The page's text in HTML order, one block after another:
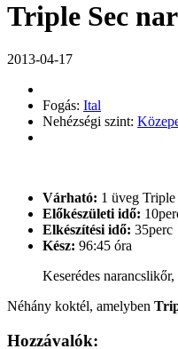
Triple Sec
2013-04-17
Fogás: Ital
Nehézségi szint:
Várható: 1 üveg
Előkészületi idő:
Elkészítési idő: 35perc
Kész: 96:45 óra
Keserédes
Néhány koktél, amelyben
Hozzávalók: